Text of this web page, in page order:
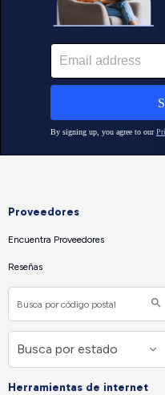
Proveedores
Encuentra Proveedores
Reseñas
Herramientas de internet